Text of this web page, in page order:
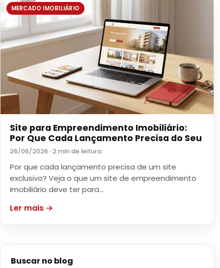
MERCADO IMOBILIÁRIO
Site para Empreendimento Imobiliário:
Por Que Cada Lançamento Precisa do Seu
26/06/2026 · 2 min de leitura
Por que cada lançamento precisa de um site
exclusivo? Veja o que um site de empreendimento
imobiliário deve ter para…
Ler mais →
Buscar no blog